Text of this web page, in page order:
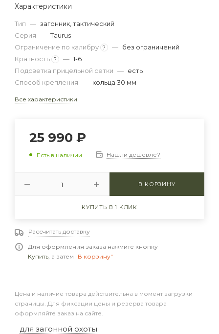
Характеристики
Тип — загонник, тактический
Серия — Taurus
Ограничение по калибру ? — без ограничений
Кратность ? — 1-6
Подсветка прицельной сетки — есть
Способ крепления — кольца 30 мм
Все характеристики
25 990 ₽
Есть в наличии Нашли дешевле?
В КОРЗИНУ
КУПИТЬ В 1 КЛИК
Рассчитать доставку
Для оформления заказа нажмите кнопку
Купить, а затем "В корзину"
Цена и наличие товара действительна в момент загрузки
страницы. Для фиксации цены и резерва товара
оформляйте заказ на сайте.
для загонной охоты